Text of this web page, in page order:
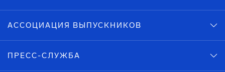
АССОЦИАЦИЯ ВЫПУСКНИКОВ
ПРЕСС-СЛУЖБА